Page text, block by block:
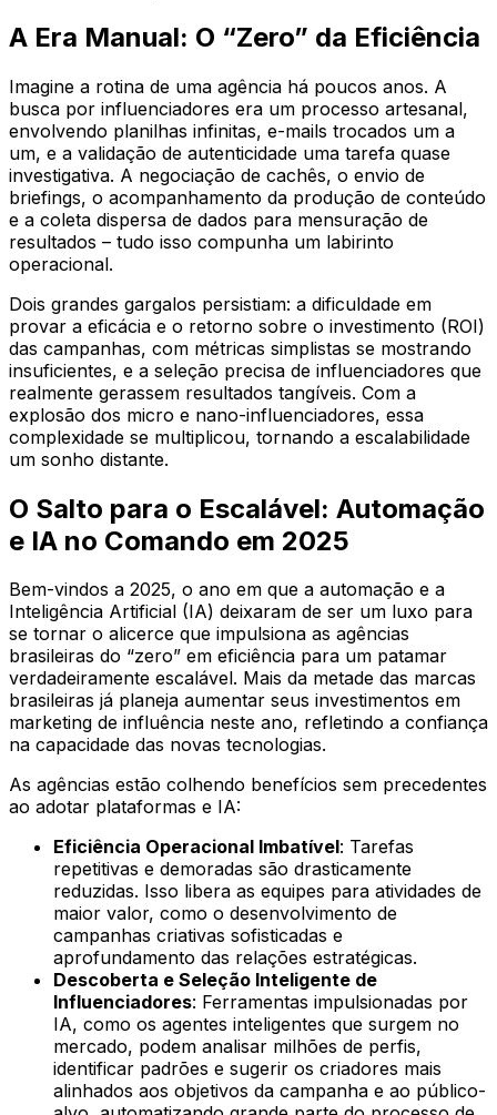
A Era Manual: O “Zero” da Eficiência
Imagine a rotina de uma agência há poucos anos. A
busca por influenciadores era um processo artesanal,
envolvendo planilhas infinitas, e-mails trocados um a
um, e a validação de autenticidade uma tarefa quase
investigativa. A negociação de cachês, o envio de
briefings, o acompanhamento da produção de conteúdo
e a coleta dispersa de dados para mensuração de
resultados – tudo isso compunha um labirinto
operacional.
Dois grandes gargalos persistiam: a dificuldade em
provar a eficácia e o retorno sobre o investimento (ROI)
das campanhas, com métricas simplistas se mostrando
insuficientes, e a seleção precisa de influenciadores que
realmente gerassem resultados tangíveis. Com a
explosão dos micro e nano-influenciadores, essa
complexidade se multiplicou, tornando a escalabilidade
um sonho distante.
O Salto para o Escalável: Automação
e IA no Comando em 2025
Bem-vindos a 2025, o ano em que a automação e a
Inteligência Artificial (IA) deixaram de ser um luxo para
se tornar o alicerce que impulsiona as agências
brasileiras do “zero” em eficiência para um patamar
verdadeiramente escalável. Mais da metade das marcas
brasileiras já planeja aumentar seus investimentos em
marketing de influência neste ano, refletindo a confiança
na capacidade das novas tecnologias.
As agências estão colhendo benefícios sem precedentes
ao adotar plataformas e IA:
Eficiência Operacional Imbatível: Tarefas
repetitivas e demoradas são drasticamente
reduzidas. Isso libera as equipes para atividades de
maior valor, como o desenvolvimento de
campanhas criativas sofisticadas e
aprofundamento das relações estratégicas.
Descoberta e Seleção Inteligente de
Influenciadores: Ferramentas impulsionadas por
IA, como os agentes inteligentes que surgem no
mercado, podem analisar milhões de perfis,
identificar padrões e sugerir os criadores mais
alinhados aos objetivos da campanha e ao público-